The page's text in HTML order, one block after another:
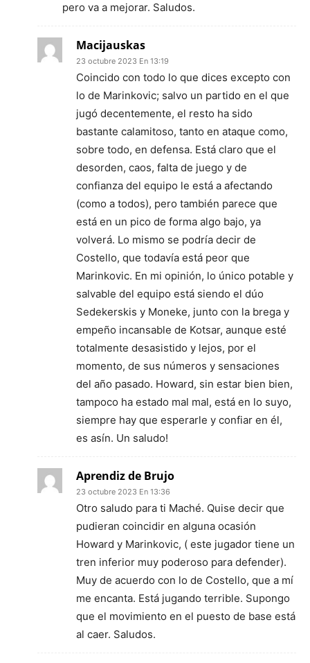
pero va a mejorar. Saludos.
Macijauskas
23 octubre 2023 En 13:19
Coincido con todo lo que dices excepto con
lo de Marinkovic; salvo un partido en el que
jugó decentemente, el resto ha sido
bastante calamitoso, tanto en ataque como,
sobre todo, en defensa. Está claro que el
desorden, caos, falta de juego y de
confianza del equipo le está a afectando
(como a todos), pero también parece que
está en un pico de forma algo bajo, ya
volverá. Lo mismo se podría decir de
Costello, que todavía está peor que
Marinkovic. En mi opinión, lo único potable y
salvable del equipo está siendo el dúo
Sedekerskis y Moneke, junto con la brega y
empeño incansable de Kotsar, aunque esté
totalmente desasistido y lejos, por el
momento, de sus números y sensaciones
del año pasado. Howard, sin estar bien bien,
tampoco ha estado mal mal, está en lo suyo,
siempre hay que esperarle y confiar en él,
es asín. Un saludo!
Aprendiz de Brujo
23 octubre 2023 En 13:36
Otro saludo para ti Maché. Quise decir que
pudieran coincidir en alguna ocasión
Howard y Marinkovic, ( este jugador tiene un
tren inferior muy poderoso para defender).
Muy de acuerdo con lo de Costello, que a mí
me encanta. Está jugando terrible. Supongo
que el movimiento en el puesto de base está
al caer. Saludos.